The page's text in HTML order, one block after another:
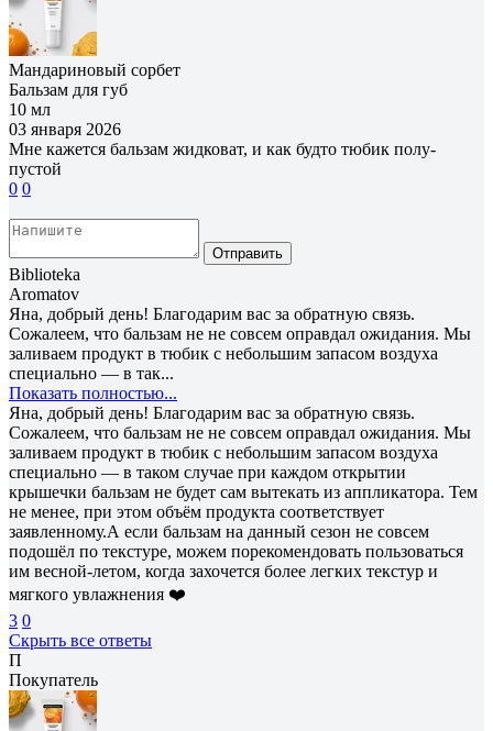
Мандариновый сорбет
Бальзам для губ
10 мл
03 января 2026
Мне кажется бальзам жидковат, и как будто тюбик полу-
пустой
0 0
Отправить
Biblioteka
Aromatov
Яна, добрый день! Благодарим вас за обратную связь.
Сожалеем, что бальзам не не совсем оправдал ожидания. Мы
заливаем продукт в тюбик с небольшим запасом воздуха
специально — в так...
Показать полностью...
Яна, добрый день! Благодарим вас за обратную связь.
Сожалеем, что бальзам не не совсем оправдал ожидания. Мы
заливаем продукт в тюбик с небольшим запасом воздуха
специально — в таком случае при каждом открытии
крышечки бальзам не будет сам вытекать из аппликатора. Тем
не менее, при этом объём продукта соответствует
заявленному.А если бальзам на данный сезон не совсем
подошёл по текстуре, можем порекомендовать пользоваться
им весной-летом, когда захочется более легких текстур и
мягкого увлажнения ❤️
3 0
Скрыть все ответы
П
Покупатель